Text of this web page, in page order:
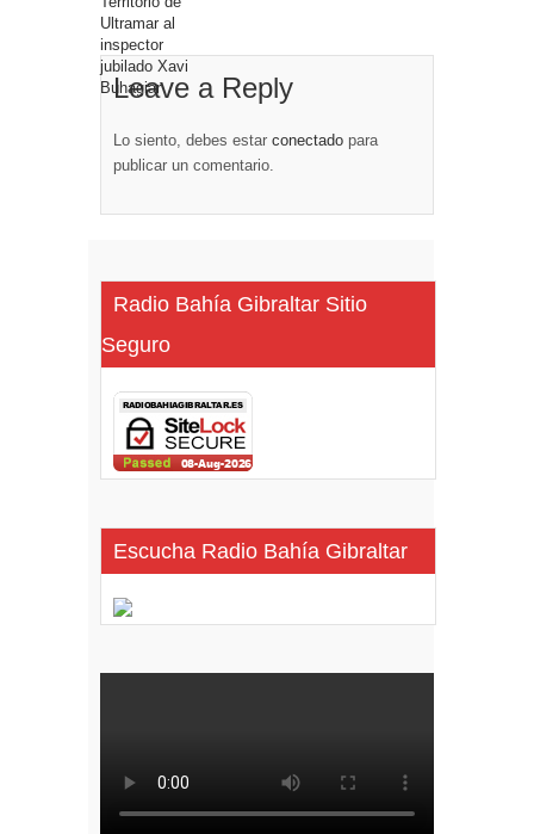
Leave a Reply
Lo siento, debes estar conectado para
publicar un comentario.
Radio Bahía Gibraltar Sitio
Seguro
Escucha Radio Bahía Gibraltar